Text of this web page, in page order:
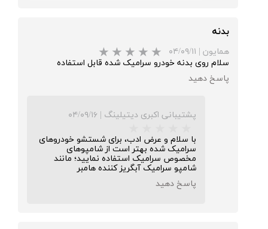
بدنه
همایون | ۰۴/۰۹/۱۱
سلام روی بدنه خودرو سرامیک شده قابل استفاده
پاسخ دهید
پشتیبانی اکبری دیتیلینگ | ۰۴/۰۹/۱۶
با سلام و عرض ادب، برای شستشو خودروهای
سرامیک شده بهتر است از شامپوهای
مخصوص سرامیک استفاده نمایید؛ مانند
شامپو سرامیک آبگریز کننده هامبر
پاسخ دهید